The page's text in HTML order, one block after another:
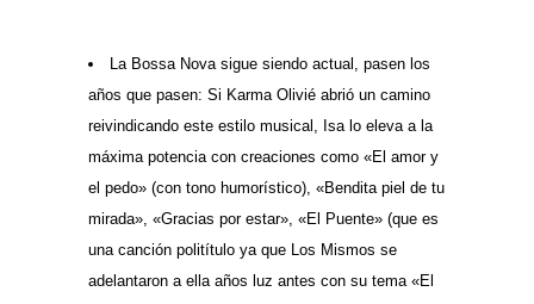
La Bossa Nova sigue siendo actual, pasen los
años que pasen: Si Karma Olivié abrió un camino
reivindicando este estilo musical, Isa lo eleva a la
máxima potencia con creaciones como «El amor y
el pedo» (con tono humorístico), «Bendita piel de tu
mirada», «Gracias por estar», «El Puente» (que es
una canción politítulo ya que Los Mismos se
adelantaron a ella años luz antes con su tema «El